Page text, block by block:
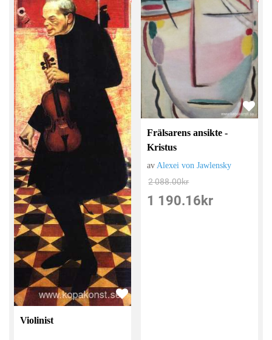
Violinist
Frälsarens ansikte -
Kristus
avAlexei von Jawlensky
2 088.00kr
1 190.16 kr